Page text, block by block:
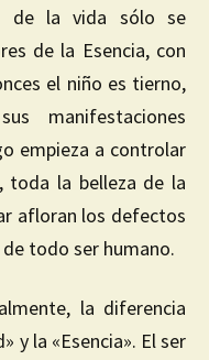
de la vida sólo se
de la Esencia, con
el niño es tierno,
manifestaciones
empieza a controlar
toda la belleza de la
afloran los defectos
todo ser humano.
la diferencia
y la «Esencia». El ser